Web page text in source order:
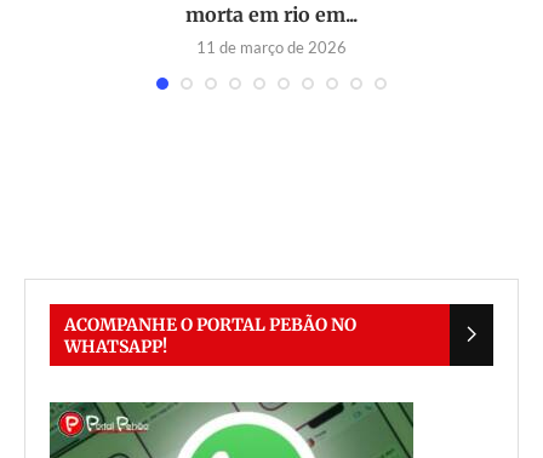
morta em rio em...
11 de março de 2026
ACOMPANHE O PORTAL PEBÃO NO
WHATSAPP!